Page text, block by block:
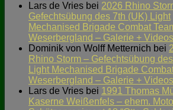
Lars de Vries bei 2026 Rhino
Gefechtsübung des 7th (UK) Light
Mechanised Brigade Combat
Weserbergland – Galerie + Videos
Dominik von Wolff Metternich bei
Rhino Storm – Gefechtsübung
Light Mechanised Brigade
Weserbergland – Galerie + Videos
Lars de Vries bei 1991 Thomas
Kaserne Weißenfels – ehem.